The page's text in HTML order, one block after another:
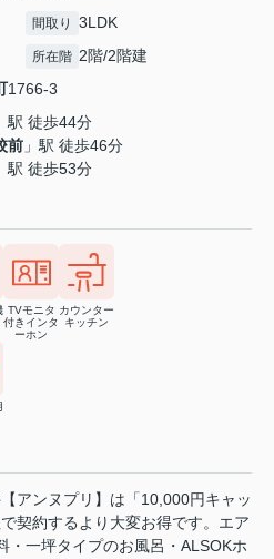
間取り 3LDK
所在階 2階/2階建
1766-3
駅 徒歩44分
前 」駅 徒歩46分
駅 徒歩53分
TVモニタ
付きインタ
ーホン
カウンター
キッチン
アンヌプリ】は「10,000円キャッ
契約するより大変お得です。エア
・一坪タイプのお風呂・ALSOKホ